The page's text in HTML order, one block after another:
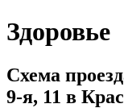
Здоровье
Схема
9-я, 11 в